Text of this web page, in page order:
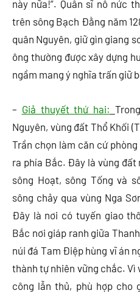
này nữa!”. Quân sĩ nô nức
trên sông Bạch Đằng năm
quân Nguyên, giữ gìn giang
ông thường được xây dựng
ngầm mang ý nghĩa trấn giữ
– Giả thuyết thứ hai:
Nguyên, vùng đất Thổ Khối
Trần chọn làm căn cứ
ra phía Bắc. Đây là vùng đất
sông Hoạt, sông Tống và
sông chảy qua vùng Nga
Đây là nơi có tuyến giao
Bắc nơi giáp ranh giữa
núi đá Tam Điệp hùng vĩ án
thành tự nhiên vững chắc. Vì
công lẫn thủ, phù hợp cho